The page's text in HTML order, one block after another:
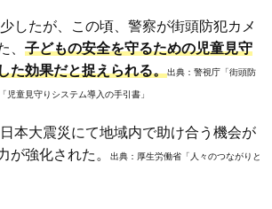
したが、この頃、警察が街頭防犯カメ
、 子どもの安全を守るための児童見守
た効果だと捉えられる。出典： 警視庁「街頭防
児童見守りシステム導入の手引書」
本大震災にて地域内で助け合う機会が
が強化された。
出典： 厚生労働省「人々のつながりと